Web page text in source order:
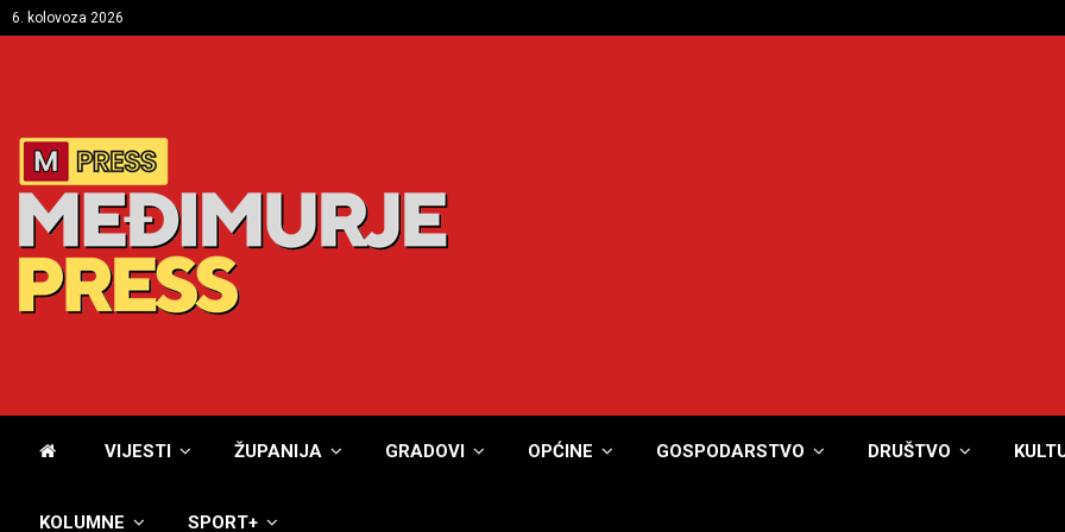
6. kolovoza 2026
VIJESTI ŽUPANIJA GRADOVI OPĆINE GOSPODARSTVO DRUŠTVO
KOLUMNE SPORT+